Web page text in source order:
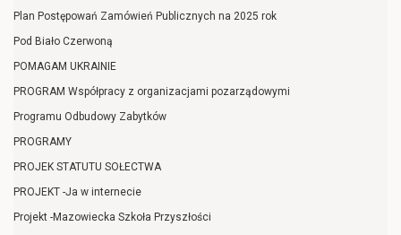
Plan Postępowań Zamówień Publicznych na 2025 rok
Pod Biało Czerwoną
POMAGAM UKRAINIE
PROGRAM Współpracy z organizacjami pozarządowymi
Programu Odbudowy Zabytków
PROGRAMY
PROJEK STATUTU SOŁECTWA
PROJEKT -Ja w internecie
Projekt -Mazowiecka Szkoła Przyszłości